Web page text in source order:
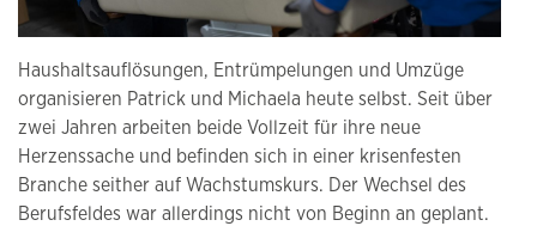
Haushaltsauflösungen, Entrümpelungen und Umzüge
organisieren Patrick und Michaela heute selbst. Seit über
zwei Jahren arbeiten beide Vollzeit für ihre neue
Herzenssache und befinden sich in einer krisenfesten
Branche seither auf Wachstumskurs. Der Wechsel des
Berufsfeldes war allerdings nicht von Beginn an geplant.